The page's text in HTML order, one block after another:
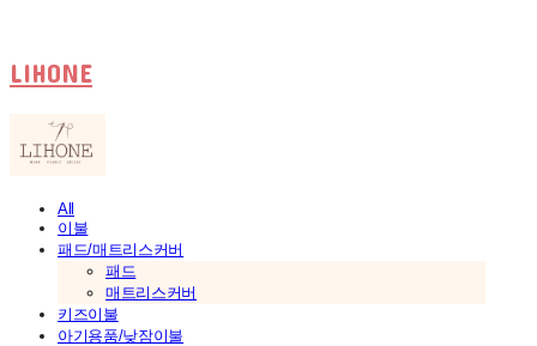
LIHONE
All
이불
패드/매트리스커버
패드
매트리스커버
키즈이불
아기용품/낮잠이불